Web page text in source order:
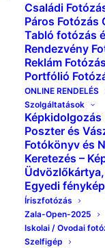
Családi
Páros Fotózás
Tabló fotózás
Rendezvény
Reklám Fotózás
Portfólió
ONLINE RENDELÉS
Szolgáltatások
Képkidolgozás
Poszter és
Fotókönyv és
Keretezés –
Egyedi
Íriszfotózás
Zala-Open-2025
Iskolai / Ovodai
Szelfigép